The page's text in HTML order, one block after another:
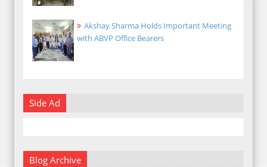
Akshay Sharma Holds Important Meeting
with ABVP Office Bearers
Side Ad
Blog Archive